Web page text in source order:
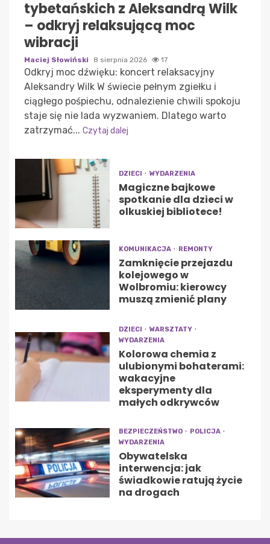
tybetańskich z Aleksandrą Wilk
– odkryj relaksującą moc
wibracji
Maciej Słowiński 8 sierpnia 2026 17
Odkryj moc dźwięku: koncert relaksacyjny
Aleksandry Wilk W świecie pełnym zgiełku i
ciągłego pośpiechu, odnalezienie chwili spokoju
staje się nie lada wyzwaniem. Dlatego warto
zatrzymać... Czytaj dalej
DZIECI WYDARZENIA
Magiczne bajkowe
spotkanie dla dzieci w
olkuskiej bibliotece!
KOMUNIKACJA REMONTY
Zamknięcie przejazdu
kolejowego w
Wolbromiu: kierowcy
muszą zmienić plany
DZIECI
WARSZTATY
WYDARZENIA
Kolorowa chemia z
ulubionymi bohaterami:
wakacyjne
eksperymenty dla
małych odkrywców
BEZPIECZEŃSTWO
POLICJA
WYDARZENIA
Obywatelska
interwencja: jak
świadkowie ratują życie
na drogach